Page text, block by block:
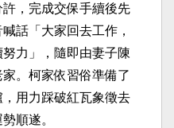
，完成交保手續後先
話「大家回去工作，
力」，隨即由妻子陳
。柯家依習俗準備了
用力踩破紅瓦象徵去
順遂。